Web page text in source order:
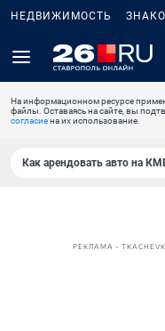
НЕДВИЖИМОСТЬ
На информационном ресурсе
файлы. Оставаясь на сайте, вы
согласиена их использование.
Как арендовать авто на
РЕКЛАМА •